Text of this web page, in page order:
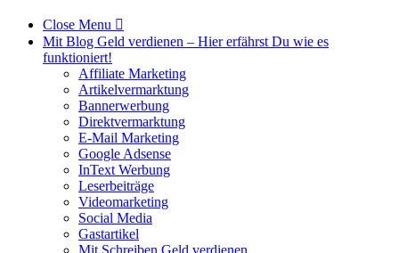
Close Menu 
Mit Blog Geld verdienen – Hier erfährst Du wie es
funktioniert!
Affiliate Marketing
Artikelvermarktung
Bannerwerbung
Direktvermarktung
E-Mail Marketing
Google Adsense
InText Werbung
Leserbeiträge
Videomarketing
Social Media
Gastartikel
Mit Schreiben Geld verdienen